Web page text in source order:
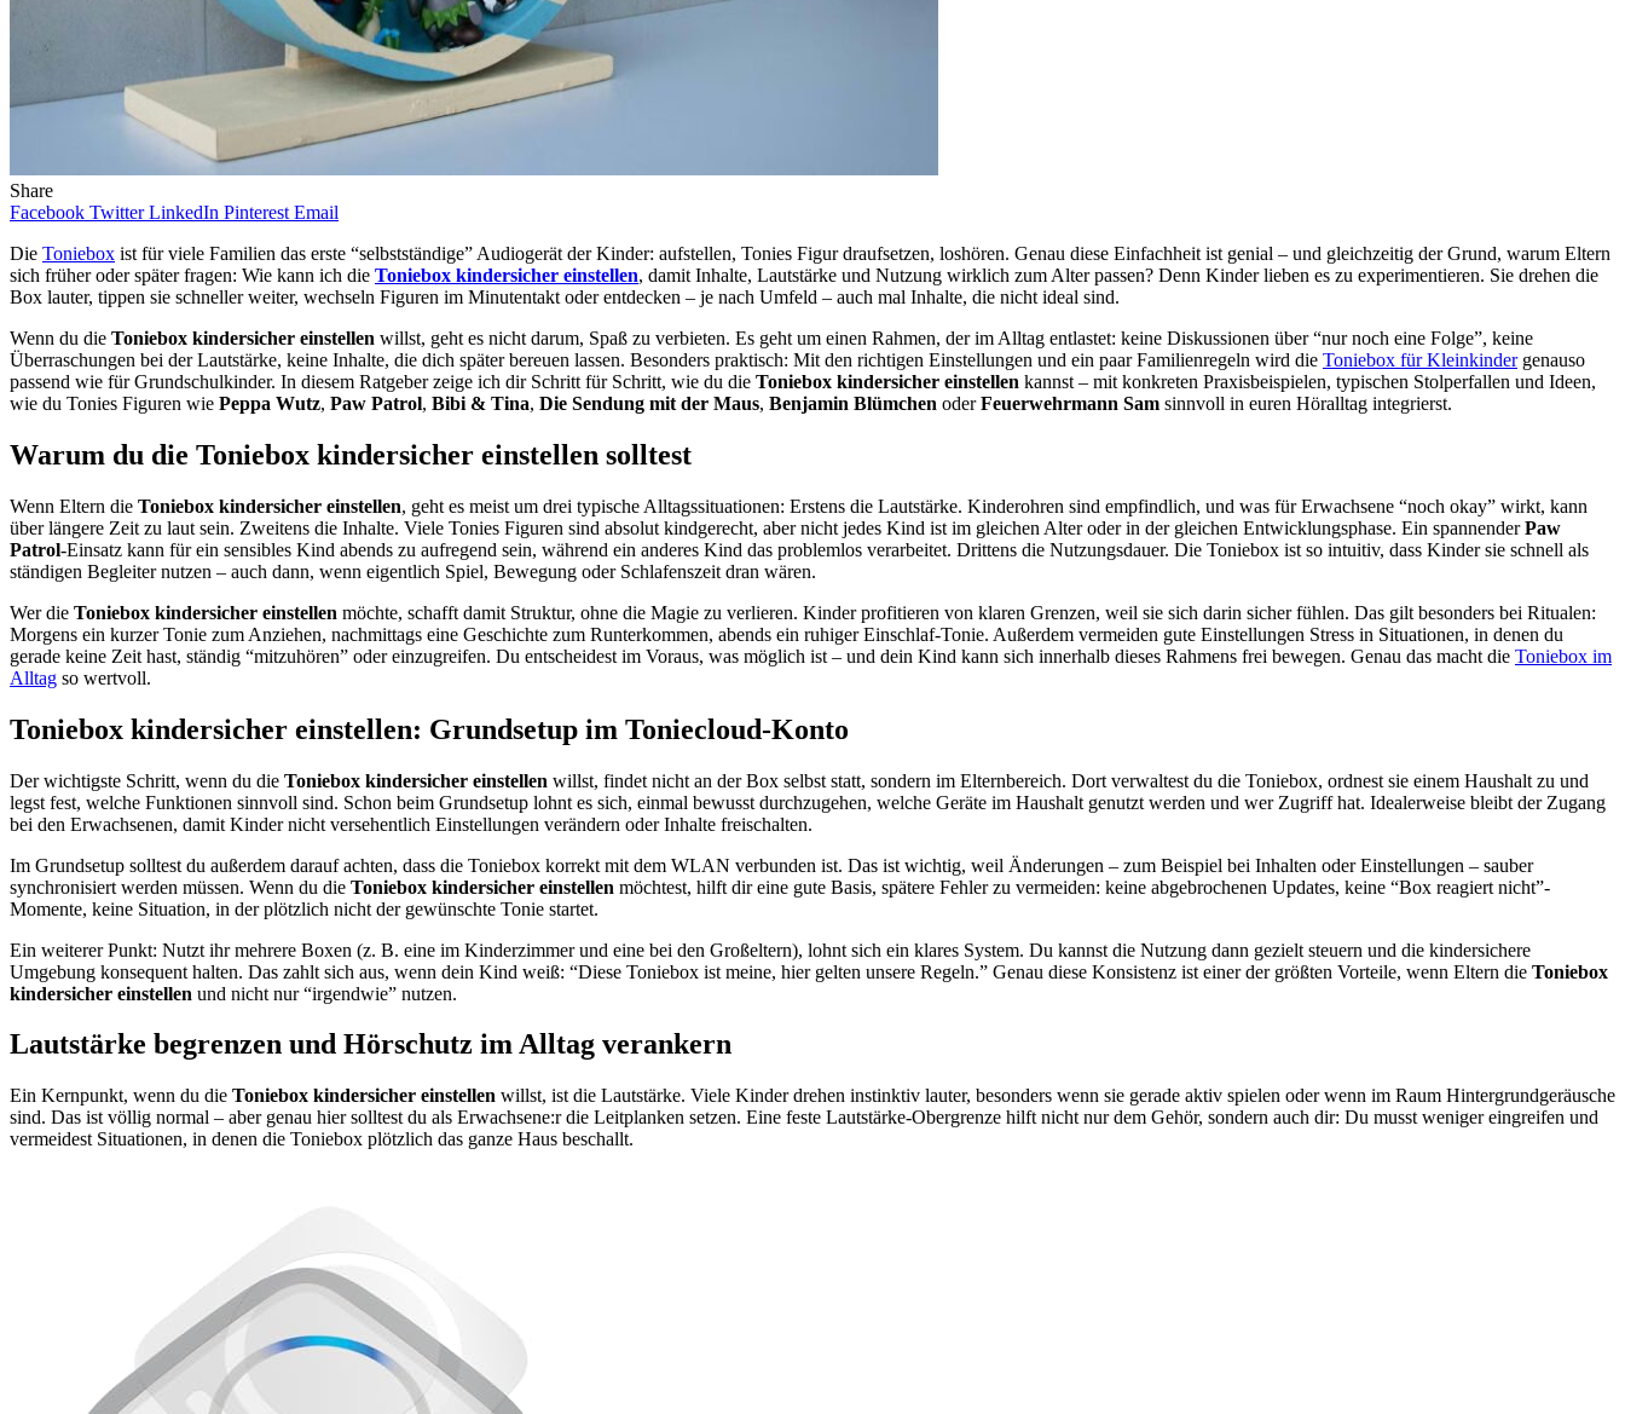
Share
Facebook Twitter LinkedIn Pinterest Email
Die Toniebox ist für viele Familien das erste “selbstständige” Audiogerät der Kinder: aufstellen, Tonies Figur draufsetzen, loshören. Genau diese Einfachheit ist genial – und gleichzeitig der Grund, warum Eltern
sich früher oder später fragen: Wie kann ich die Toniebox kindersicher einstellen, damit Inhalte, Lautstärke und Nutzung wirklich zum Alter passen? Denn Kinder lieben es zu experimentieren. Sie drehen die
Box lauter, tippen sie schneller weiter, wechseln Figuren im Minutentakt oder entdecken – je nach Umfeld – auch mal Inhalte, die nicht ideal sind.
Wenn du die Toniebox kindersicher einstellen willst, geht es nicht darum, Spaß zu verbieten. Es geht um einen Rahmen, der im Alltag entlastet: keine Diskussionen über “nur noch eine Folge”, keine
Überraschungen bei der Lautstärke, keine Inhalte, die dich später bereuen lassen. Besonders praktisch: Mit den richtigen Einstellungen und ein paar Familienregeln wird die Toniebox für Kleinkindergenauso
passend wie für Grundschulkinder. In diesem Ratgeber zeige ich dir Schritt für Schritt, wie du die Toniebox kindersicher einstellen kannst – mit konkreten Praxisbeispielen, typischen Stolperfallen und Ideen,
wie du Tonies Figuren wie Peppa Wutz, Paw Patrol, Bibi & Tina, Die Sendung mit der Maus, Benjamin Blümchen oderFeuerwehrmann Sam sinnvoll in euren Höralltag integrierst.
Warum du die Toniebox kindersicher einstellen solltest
Wenn Eltern die Toniebox kindersicher einstellen, geht es meist um drei typische Alltagssituationen: Erstens die Lautstärke. Kinderohren sind empfindlich, und was für Erwachsene “noch okay” wirkt, kann
über längere Zeit zu laut sein. Zweitens die Inhalte. Viele Tonies Figuren sind absolut kindgerecht, aber nicht jedes Kind ist im gleichen Alter oder in der gleichen Entwicklungsphase. Ein spannenderPaw
Patrol-Einsatz kann für ein sensibles Kind abends zu aufregend sein, während ein anderes Kind das problemlos verarbeitet. Drittens die Nutzungsdauer. Die Toniebox ist so intuitiv, dass Kinder sie schnell als
ständigen Begleiter nutzen – auch dann, wenn eigentlich Spiel, Bewegung oder Schlafenszeit dran wären.
Wer die Toniebox kindersicher einstellen möchte, schafft damit Struktur, ohne die Magie zu verlieren. Kinder profitieren von klaren Grenzen, weil sie sich darin sicher fühlen. Das gilt besonders bei Ritualen:
Morgens ein kurzer Tonie zum Anziehen, nachmittags eine Geschichte zum Runterkommen, abends ein ruhiger Einschlaf-Tonie. Außerdem vermeiden gute Einstellungen Stress in Situationen, in denen du
gerade keine Zeit hast, ständig “mitzuhören” oder einzugreifen. Du entscheidest im Voraus, was möglich ist – und dein Kind kann sich innerhalb dieses Rahmens frei bewegen. Genau das macht die Toniebox im
Alltag so wertvoll.
Toniebox kindersicher einstellen: Grundsetup im Toniecloud-Konto
Der wichtigste Schritt, wenn du die Toniebox kindersicher einstellen willst, findet nicht an der Box selbst statt, sondern im Elternbereich. Dort verwaltest du die Toniebox, ordnest sie einem Haushalt zu und
legst fest, welche Funktionen sinnvoll sind. Schon beim Grundsetup lohnt es sich, einmal bewusst durchzugehen, welche Geräte im Haushalt genutzt werden und wer Zugriff hat. Idealerweise bleibt der Zugang
bei den Erwachsenen, damit Kinder nicht versehentlich Einstellungen verändern oder Inhalte freischalten.
Im Grundsetup solltest du außerdem darauf achten, dass die Toniebox korrekt mit dem WLAN verbunden ist. Das ist wichtig, weil Änderungen – zum Beispiel bei Inhalten oder Einstellungen – sauber
synchronisiert werden müssen. Wenn du die Toniebox kindersicher einstellen möchtest, hilft dir eine gute Basis, spätere Fehler zu vermeiden: keine abgebrochenen Updates, keine “Box reagiert nicht”-
Momente, keine Situation, in der plötzlich nicht der gewünschte Tonie startet.
Ein weiterer Punkt: Nutzt ihr mehrere Boxen (z. B. eine im Kinderzimmer und eine bei den Großeltern), lohnt sich ein klares System. Du kannst die Nutzung dann gezielt steuern und die kindersichere
Umgebung konsequent halten. Das zahlt sich aus, wenn dein Kind weiß: “Diese Toniebox ist meine, hier gelten unsere Regeln.” Genau diese Konsistenz ist einer der größten Vorteile, wenn Eltern die Toniebox
kindersicher einstellen und nicht nur “irgendwie” nutzen.
Lautstärke begrenzen und Hörschutz im Alltag verankern
Ein Kernpunkt, wenn du die Toniebox kindersicher einstellen willst, ist die Lautstärke. Viele Kinder drehen instinktiv lauter, besonders wenn sie gerade aktiv spielen oder wenn im Raum Hintergrundgeräusche
sind. Das ist völlig normal – aber genau hier solltest du als Erwachsene:r die Leitplanken setzen. Eine feste Lautstärke-Obergrenze hilft nicht nur dem Gehör, sondern auch dir: Du musst weniger eingreifen und
vermeidest Situationen, in denen die Toniebox plötzlich das ganze Haus beschallt.